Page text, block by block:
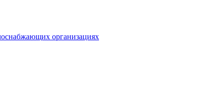
организациях